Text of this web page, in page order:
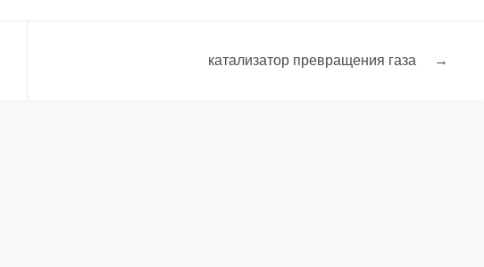
катализатор превращения газа →